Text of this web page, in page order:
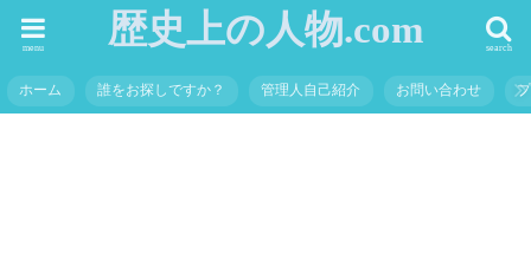
歴史上の人物.com search
menu
ホーム 誰をお探しですか？ 管理人自己紹介 お問い合わせ